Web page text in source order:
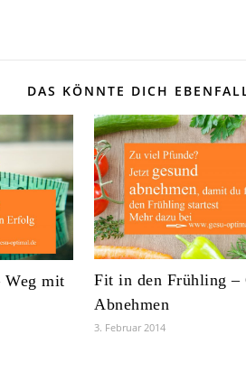
DAS KÖNNTE DICH
Weg mit
Fit in den Frühling –
Abnehmen
3. Februar 2014